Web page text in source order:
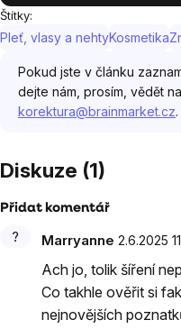
Štítky:
Pleť, vlasy a nehtyKosmetika
Pokud jste v článku
dejte nám, prosím, vědět
korektura@brainmarket.cz
Diskuze (1)
Přidat komentář
Výpis
diskuzí
Marryanne 2.6.2025
Ach jo, tolik šíření
Co takhle ověřit si
nejnovějších